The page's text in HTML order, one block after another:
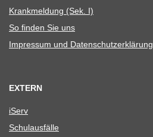
Krank­mel­dung (Sek. I)
So fin­den Sie uns
Impres­sum und Datenschutzerklärung
EXTERN
iServ
Schul­aus­fälle